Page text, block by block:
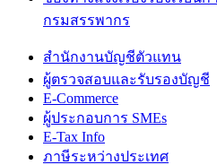
กรมสรรพากร
สำนักงานบัญชีตัวแทน
ผู้ตรวจสอบและรับรองบัญชี
E-Commerce
ผู้ประกอบการ SMEs
E-Tax Info
ภาษีระหว่างประเทศ